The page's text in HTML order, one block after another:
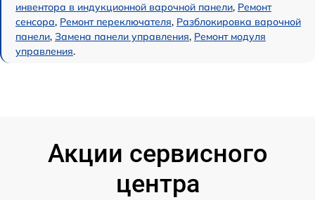
инвентора в индукционной варочной панели, Ремонт
сенсора, Ремонт переключателя, Разблокировка варочной
панели, Замена панели управления, Ремонт модуля
управления.
Акции сервисного
центра